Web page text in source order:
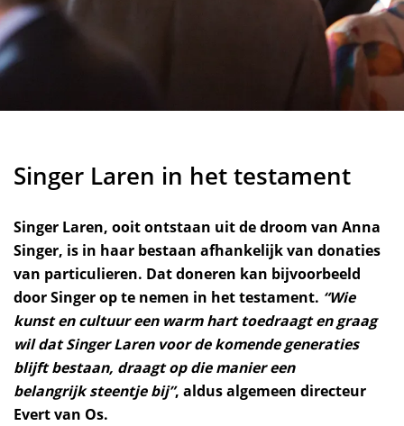
Singer Laren in het testament
Singer Laren, ooit ontstaan uit de droom van Anna
Singer, is in haar bestaan afhankelijk van donaties
van particulieren. Dat doneren kan bijvoorbeeld
door Singer op te nemen in het testament. “Wie
kunst en cultuur een warm hart toedraagt en graag
wil dat Singer Laren voor de komende generaties
blijft bestaan, draagt op die manier een
belangrijk steentje bij”, aldus algemeen directeur
Evert van Os.